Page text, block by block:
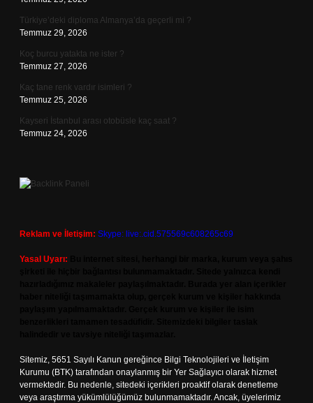
Türkiye’deki diploma Almanya’da geçerli mi ?
Temmuz 29, 2026
Koç burcu yatakta ne ister ?
Temmuz 27, 2026
Kaç tane renk vardır isimleri ?
Temmuz 25, 2026
Kayseri İstanbul arası otobüsle kaç saat ?
Temmuz 24, 2026
Reklam ve İletişim: Skype: live:.cid.575569c608265c69
Yasal Uyarı:
Sitemiz, 5651 Sayılı Kanun gereğince Bilgi Teknolojileri ve İletişim
Kurumu (BTK) tarafından onaylanmış bir Yer Sağlayıcı olarak hizmet
vermektedir. Bu nedenle, sitedeki içerikleri proaktif olarak denetleme
veya araştırma yükümlülüğümüz bulunmamaktadır. Ancak, üyelerimiz